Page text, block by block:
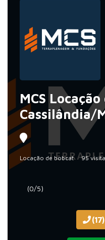
MCS
Cassilândia/
Locação de bobcat 95
(0/5)